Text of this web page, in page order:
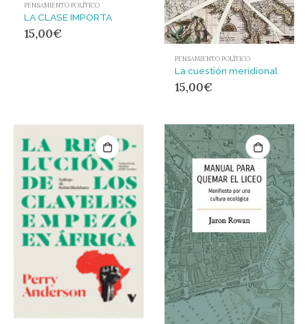
PENSAMIENTO POLÍTICO
LA CLASE IMPORTA
15,00€
PENSAMIENTO POLÍTICO
La cuestión meridional
15,00€